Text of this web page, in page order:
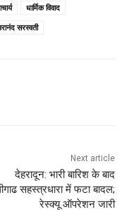
धार्मिक विवाद
सरस्वती
Next article
देहरादून: ​भारी बारिश के बाद
सहस्त्रधारा में फटा बादल;
रेस्क्यू ऑपरेशन जारी